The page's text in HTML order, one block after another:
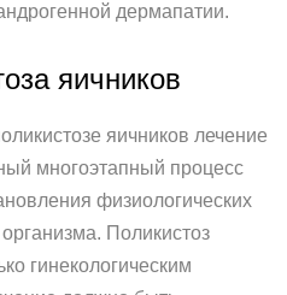
дермапатии.
яичников
яичников лечение
многоэтапный процесс
физиологических
Поликистоз
гинекологическим